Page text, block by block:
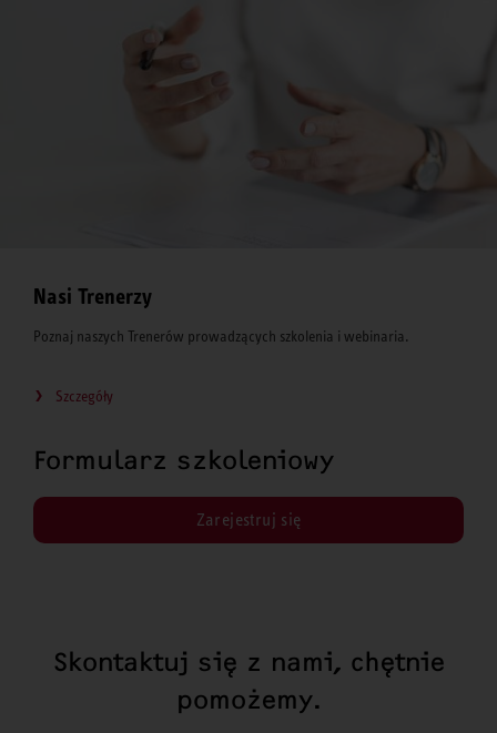
Nasi Trenerzy
Poznaj naszych Trenerów prowadzących szkolenia i webinaria.
Szczegóły
Formularz szkoleniowy
Zarejestruj się
Skontaktuj się z nami, chętnie
pomożemy.